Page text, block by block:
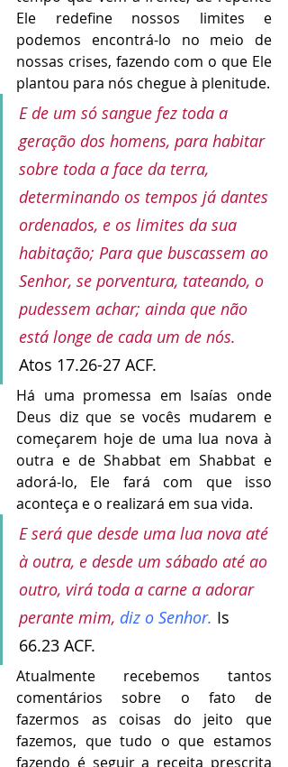
Ele redefine nossos limites e
podemos encontrá-lo no meio de
nossas crises, fazendo com o que Ele
plantou para nós chegue à plenitude.
E de um só sangue fez toda a
geração dos homens, para habitar
sobre toda a face da terra,
determinando os tempos já dantes
ordenados, e os limites da sua
habitação; Para que buscassem ao
Senhor, se porventura, tateando, o
pudessem achar; ainda que não
está longe de cada um de nós.
Atos 17.26-27 ACF.
Há uma promessa em Isaías onde
Deus diz que se vocês mudarem e
começarem hoje de uma lua nova à
outra e de Shabbat em Shabbat e
adorá-lo, Ele fará com que isso
aconteça e o realizará em sua vida.
E será que desde uma lua nova até
à outra, e desde um sábado até ao
outro, virá toda a carne a adorar
perante mim, diz o Senhor. Is
66.23 ACF.
Atualmente recebemos tantos
comentários sobre o fato de
fazermos as coisas do jeito que
fazemos, que tudo o que estamos
fazendo é seguir a receita prescrita